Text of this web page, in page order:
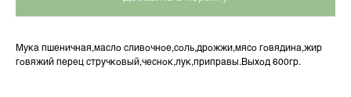
Мука пшеничная,масло сливочное,соль,дрожжи,мясо говядина,жир
говяжий перец стручковый,чеснок,лук,приправы.Выход 600гр.